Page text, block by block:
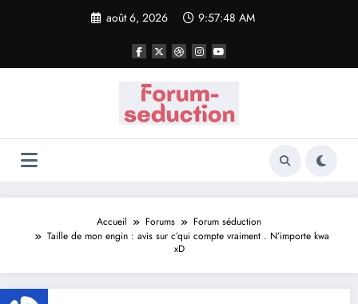
août 6, 2026 9:57:48 AM
Accueil Forums
Forum séduction
Taille de mon engin : avis sur c’qui compte vraiment . N’importe kwa
xD